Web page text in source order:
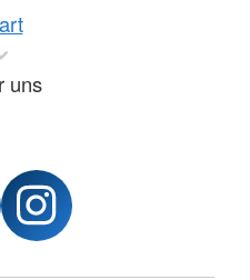
uns